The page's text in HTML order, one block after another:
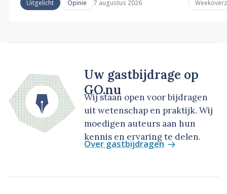
Uitgelicht Opinie 7 augustus 2026
Uw gastbijdrage op
GO.nu
Wij staan open voor bijdragen
uit wetenschap en praktijk. Wij
moedigen auteurs aan hun
kennis en ervaring te delen.
Over gastbijdragen